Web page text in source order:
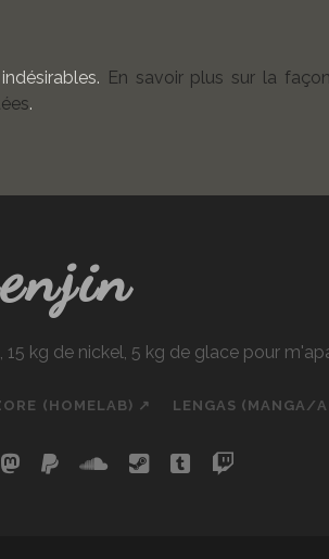
En savoir plus sur la
.
kg de nickel, 5 kg de glace pour
(HOMELAB) ↗ LENGAS (MANGA/
mastodon
paypalsoundcloud
steamtumblrtwitch